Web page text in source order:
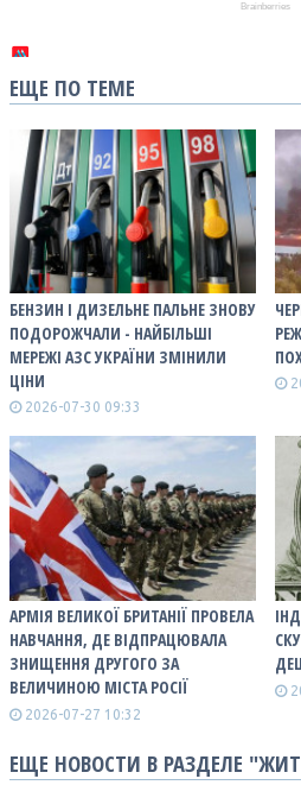
ЕЩЕ ПО ТЕМЕ
БЕНЗИН І ДИЗЕЛЬНЕ ПАЛЬНЕ ЗНОВУ
ПОДОРОЖЧАЛИ - НАЙБІЛЬШІ
МЕРЕЖІ АЗС УКРАЇНИ ЗМІНИЛИ
ЦІНИ
2026-07-30 09:33
АРМІЯ ВЕЛИКОЇ БРИТАНІЇ ПРОВЕЛА
НАВЧАННЯ, ДЕ ВІДПРАЦЮВАЛА
ЗНИЩЕННЯ ДРУГОГО ЗА
ВЕЛИЧИНОЮ МІСТА РОСІЇ
2026-07-27 10:32
ЕЩЕ НОВОСТИ В РАЗДЕЛЕ